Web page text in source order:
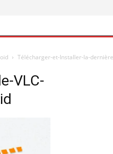
Télécharger-et-Installer-la-
VLC-